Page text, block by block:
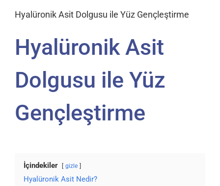
Hyalüronik Asit Dolgusu ile Yüz Gençleştirme
Hyalüronik Asit
Dolgusu ile Yüz
Gençleştirme
İçindekiler gizle
Hyalüronik Asit Nedir?